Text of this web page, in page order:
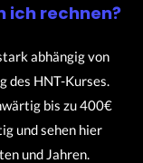
ich rechnen?
abhängig von
des HNT-Kurses.
bis zu 400€
und sehen hier
und Jahren.